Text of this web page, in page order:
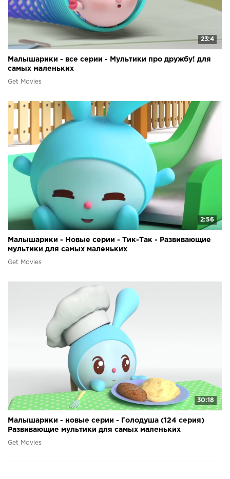
23:4
Малышарики - все серии - Мультики про дружбу! для
самых маленьких
Get Movies
2:56
Малышарики - Новые серии - Тик-Так - Развивающие
мультики для самых маленьких
Get Movies
30:18
Малышарики - новые серии - Голодуша (124 серия)
Развивающие мультики для самых маленьких
Get Movies